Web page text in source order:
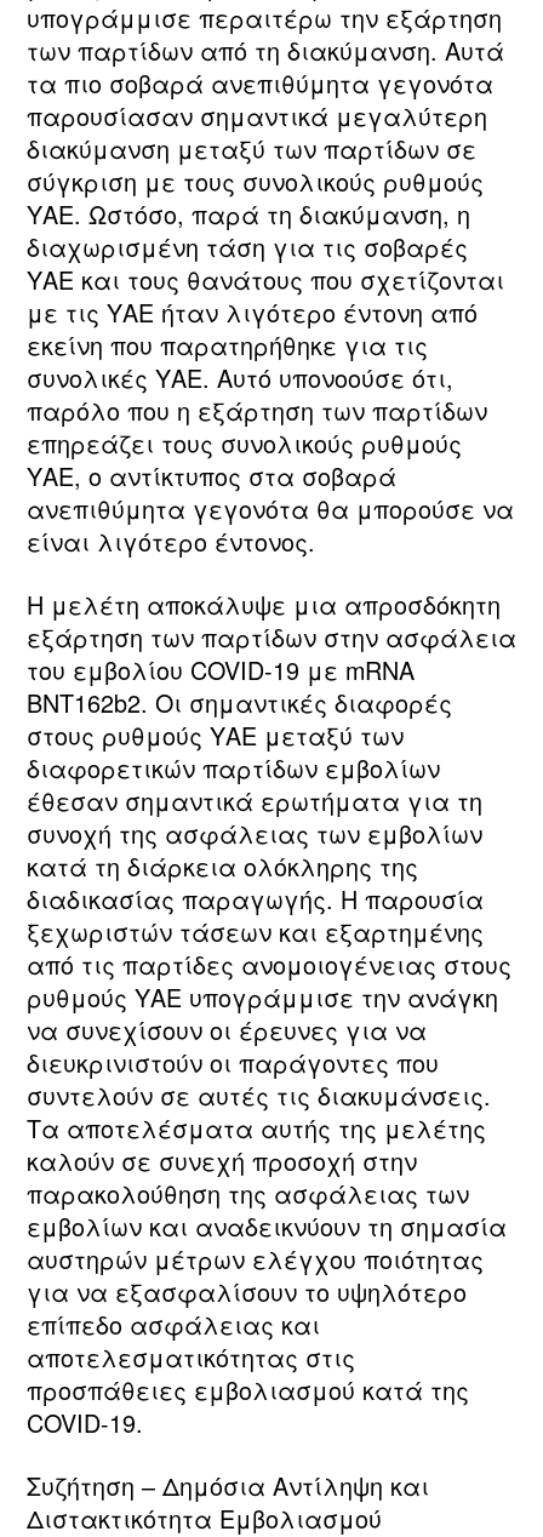
υπογράμμισε περαιτέρω την εξάρτηση
των παρτίδων από τη διακύμανση. Αυτά
τα πιο σοβαρά ανεπιθύμητα γεγονότα
παρουσίασαν σημαντικά μεγαλύτερη
διακύμανση μεταξύ των παρτίδων σε
σύγκριση με τους συνολικούς ρυθμούς
ΥΑΕ. Ωστόσο, παρά τη διακύμανση, η
διαχωρισμένη τάση για τις σοβαρές
ΥΑΕ και τους θανάτους που σχετίζονται
με τις ΥΑΕ ήταν λιγότερο έντονη από
εκείνη που παρατηρήθηκε για τις
συνολικές ΥΑΕ. Αυτό υπονοούσε ότι,
παρόλο που η εξάρτηση των παρτίδων
επηρεάζει τους συνολικούς ρυθμούς
ΥΑΕ, ο αντίκτυπος στα σοβαρά
ανεπιθύμητα γεγονότα θα μπορούσε να
είναι λιγότερο έντονος.
Η μελέτη αποκάλυψε μια απροσδόκητη
εξάρτηση των παρτίδων στην ασφάλεια
του εμβολίου COVID-19 με mRNA
BNT162b2. Οι σημαντικές διαφορές
στους ρυθμούς ΥΑΕ μεταξύ των
διαφορετικών παρτίδων εμβολίων
έθεσαν σημαντικά ερωτήματα για τη
συνοχή της ασφάλειας των εμβολίων
κατά τη διάρκεια ολόκληρης της
διαδικασίας παραγωγής. Η παρουσία
ξεχωριστών τάσεων και εξαρτημένης
από τις παρτίδες ανομοιογένειας στους
ρυθμούς ΥΑΕ υπογράμμισε την ανάγκη
να συνεχίσουν οι έρευνες για να
διευκρινιστούν οι παράγοντες που
συντελούν σε αυτές τις διακυμάνσεις.
Τα αποτελέσματα αυτής της μελέτης
καλούν σε συνεχή προσοχή στην
παρακολούθηση της ασφάλειας των
εμβολίων και αναδεικνύουν τη σημασία
αυστηρών μέτρων ελέγχου ποιότητας
για να εξασφαλίσουν το υψηλότερο
επίπεδο ασφάλειας και
αποτελεσματικότητας στις
προσπάθειες εμβολιασμού κατά της
COVID-19.
Συζήτηση – Δημόσια Αντίληψη και
Διστακτικότητα Εμβολιασμού